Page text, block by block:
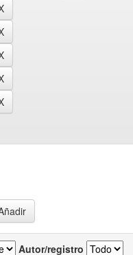
Autor/registro